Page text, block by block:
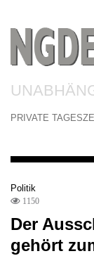
PRIVATE
Politik
1150
Der
gehört